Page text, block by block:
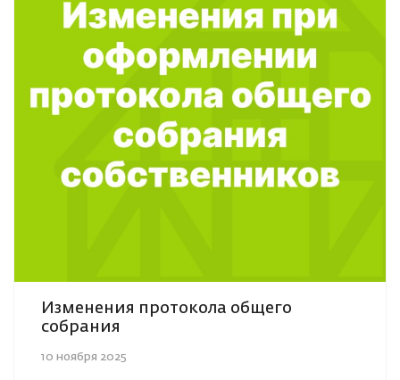
Изменения протокола общего
собрания
10 ноября 2025